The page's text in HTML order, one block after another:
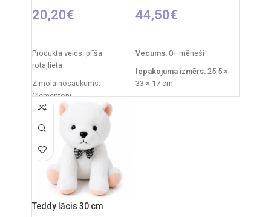
20,20€
Produkta veids: plīša
rotaļlieta
Zīmola nosaukums:
Clementoni
Izcelsmes valsts: Itālija
Iepakojuma izmēri: 31 x 20 x
Ieteicamais vecums: no 0
mēnešiem.
44,50€
Vecums: 0+ mēneši
Iepakojuma izmērs: 25,5 ×
33 × 17 cm
Teddy lācis 30 cm